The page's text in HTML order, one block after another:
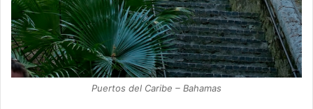
Puertos del Caribe – Bahamas